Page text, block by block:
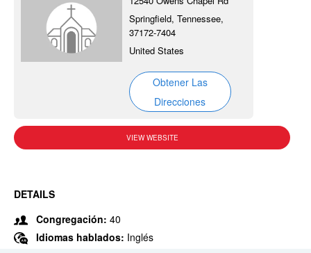
Springfield, Tennessee,
37172-7404
United States
Obtener Las
Direcciones
VIEW WEBSITE
DETAILS
Congregación: 40
Idiomas hablados: Inglés